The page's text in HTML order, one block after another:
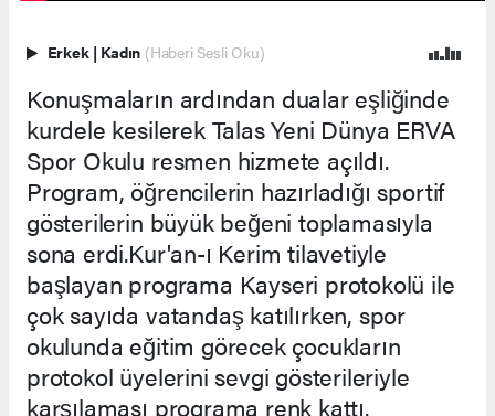
Erkek | Kadın (Haberi Sesli Oku)
Konuşmaların ardından dualar eşliğinde
kurdele kesilerek Talas Yeni Dünya ERVA
Spor Okulu resmen hizmete açıldı.
Program, öğrencilerin hazırladığı sportif
gösterilerin büyük beğeni toplamasıyla
sona erdi.Kur'an-ı Kerim tilavetiyle
başlayan programa Kayseri protokolü ile
çok sayıda vatandaş katılırken, spor
okulunda eğitim görecek çocukların
protokol üyelerini sevgi gösterileriyle
karşılaması programa renk kattı.